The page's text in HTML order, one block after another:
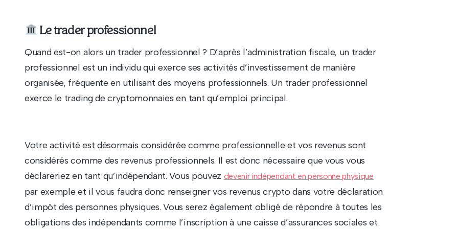
Le trader professionnel
Quand est-on alors un trader professionnel ? D’après l’administration fiscale, un trader
professionnel est un individu qui exerce ses activités d’investissement de manière
organisée, fréquente en utilisant des moyens professionnels. Un trader professionnel
exerce le trading de cryptomonnaies en tant qu’emploi principal.
Votre activité est désormais considérée comme professionnelle et vos revenus sont
considérés comme des revenus professionnels. Il est donc nécessaire que vous vous
déclareriez en tant qu’indépendant. Vous pouvez devenir indépendant en personne physique
par exemple et il vous faudra donc renseigner vos revenus crypto dans votre déclaration
d’impôt des personnes physiques. Vous serez également obligé de répondre à toutes les
obligations des indépendants comme l’inscription à une caisse d’assurances sociales et